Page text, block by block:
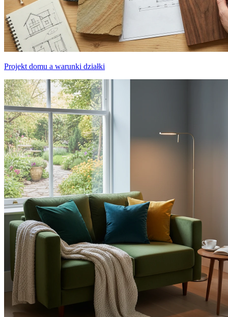
Projekt domu a warunki działki